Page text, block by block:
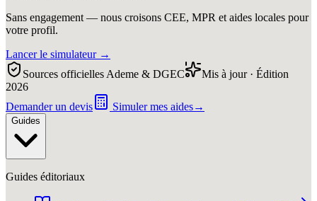
Sans engagement — nous croisons CEE, MPR et aides locales pour
votre profil.
Lancer le simulateur→
Sources officielles Ademe & DGEC
Mis à jour · Édition
2026
Demander un devis
Simuler mes aides→
Guides
Guides éditoriaux